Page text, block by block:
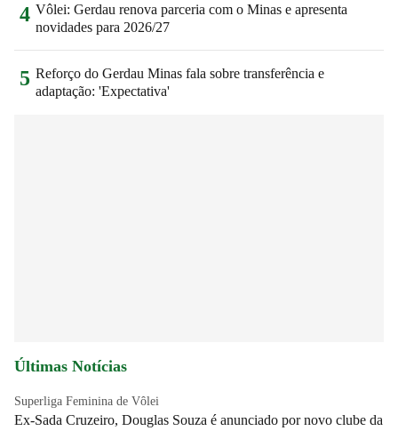
4 Vôlei: Gerdau renova parceria com o Minas e apresenta
novidades para 2026/27
5 Reforço do Gerdau Minas fala sobre transferência e
adaptação: 'Expectativa'
Últimas Notícias
Superliga Feminina de Vôlei
Ex-Sada Cruzeiro, Douglas Souza é anunciado por novo clube da